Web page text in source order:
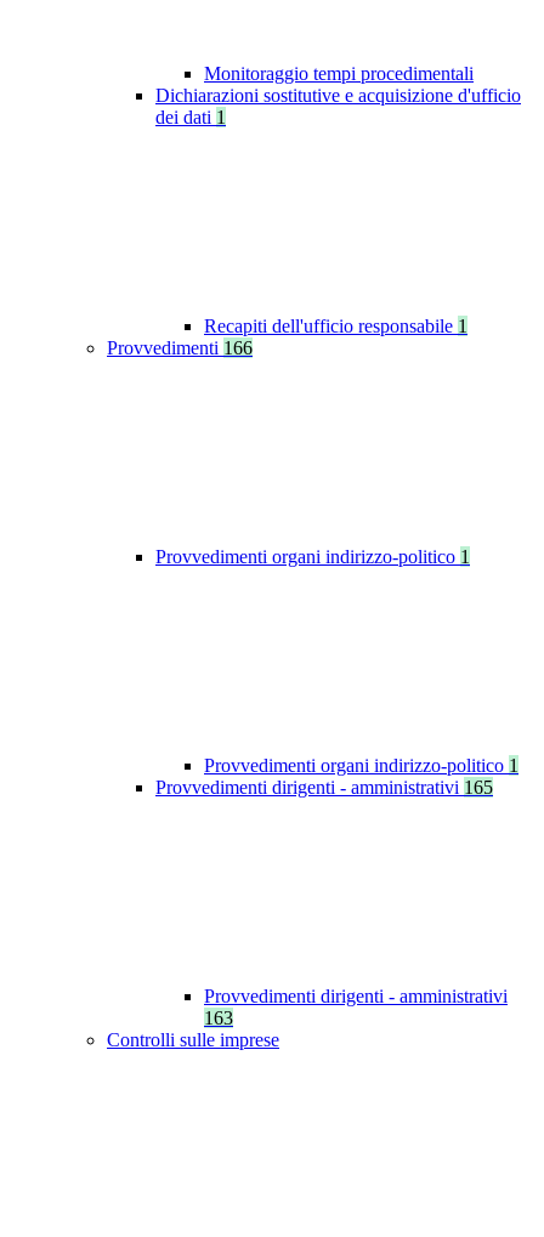
Monitoraggio tempi procedimentali
Dichiarazioni sostitutive e acquisizione d'ufficio
dei dati 1
Recapiti dell'ufficio responsabile 1
Provvedimenti 166
Provvedimenti organi indirizzo-politico 1
Provvedimenti organi indirizzo-politico 1
Provvedimenti dirigenti - amministrativi 165
Provvedimenti dirigenti - amministrativi
163
Controlli sulle imprese